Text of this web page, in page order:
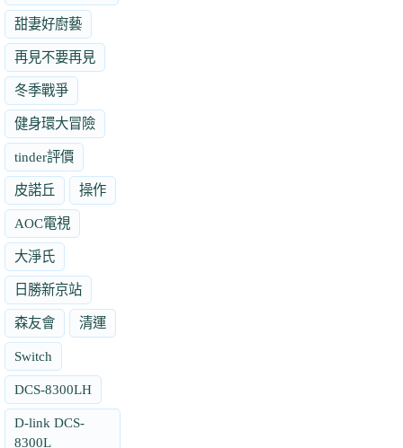
甜妻好廚藝
再見不要再見
冬季戰爭
健身環大冒險
tinder評價
皮諾丘 操作
AOC電視
大淨氏
日勝新京站
森友會 清運
Switch
DCS-8300LH
D-link DCS-
8300L